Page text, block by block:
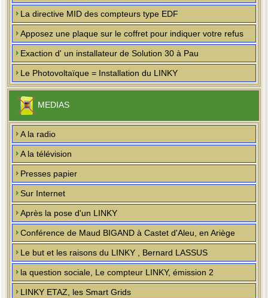
La directive MID des compteurs type EDF
Apposez une plaque sur le coffret pour indiquer votre refus
Exaction d' un installateur de Solution 30 à Pau
Le Photovoltaïque = Installation du LINKY
MEDIAS
A la radio
A la télévision
Presses papier
Sur Internet
Après la pose d'un LINKY
Conférence de Maud BIGAND à Castet d'Aleu, en Ariège
Le but et les raisons du LINKY , Bernard LASSUS
la question sociale, Le compteur LINKY, émission 2
LINKY ETAZ, les Smart Grids